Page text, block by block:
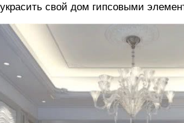
свой дом гипсовыми